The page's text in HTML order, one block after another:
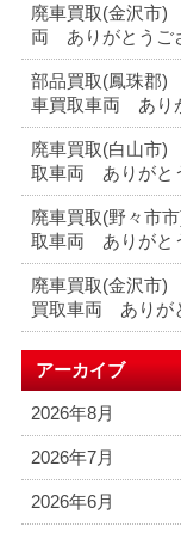
廃車買取(金沢
両 ありがとうご
部品買取(鳳珠
車買取車両 あり
廃車買取(白山
取車両 ありがと
廃車買取(野々
取車両 ありがと
廃車買取(金沢
買取車両 ありが
アーカイブ
2026年8月
2026年7月
2026年6月